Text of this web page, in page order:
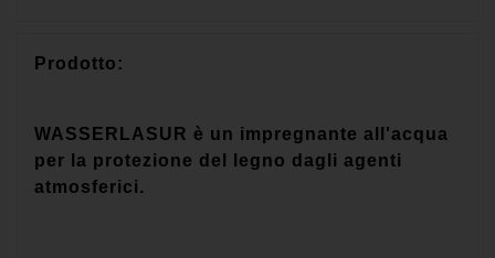
Prodotto:
WASSERLASUR è un impregnante all'acqua
per la protezione del legno dagli agenti
atmosferici.